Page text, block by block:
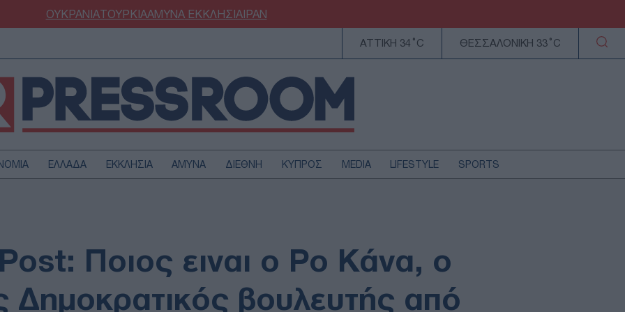
ΟΥΚΡΑΝΙΑΤΟΥΡΚΙΑΑΜΥΝΑΕΚΚΛΗΣΙΑΙΡΑΝ
ΑΤΤΙΚΗ 34°C ΘΕΣΣΑΛΟΝΙΚΗ 33°C
ΕΛΛΑΔΑ ΕΚΚΛΗΣΙΑ ΑΜΥΝΑ ΔΙΕΘΝΗ ΚΥΠΡΟΣ MEDIA LIFESTYLE SPORTS
ΥΓΕΙΑ
ΤΕΧΝΟΛΟΓΙΑ
ΑΡΘΡΟΓΡΑΦΙΑ
Ποιος ειναι ο Ρο Κάνα, ο
Δημοκρατικός βουλευτής από